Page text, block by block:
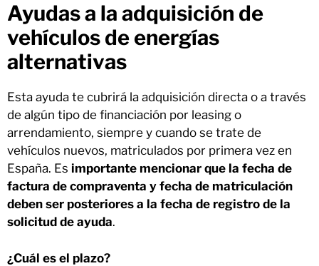
Ayudas a la adquisición de
vehículos de energías
alternativas
Esta ayuda te cubrirá la adquisición directa o a través
de algún tipo de financiación por leasing o
arrendamiento, siempre y cuando se trate de
vehículos nuevos, matriculados por primera vez en
España. Es importante mencionar que la fecha de
factura de compraventa y fecha de matriculación
deben ser posteriores a la fecha de registro de la
solicitud de ayuda.
¿Cuál es el plazo?